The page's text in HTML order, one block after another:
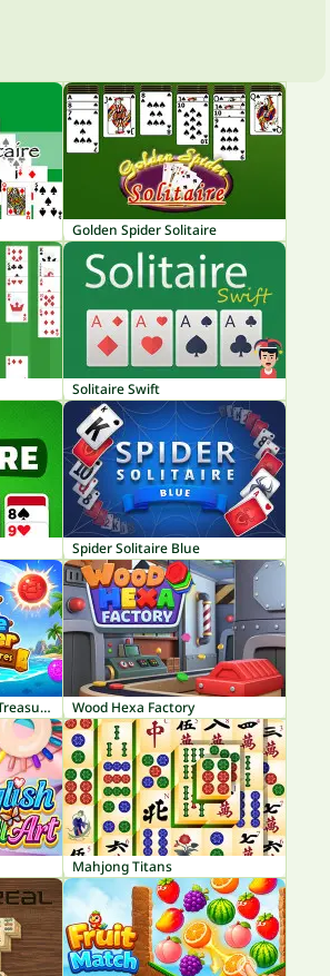
Golden Spider Solitaire
Solitaire Swift
Spider Solitaire Blue
Bubble Shooter: Pirate Treasures Wood Hexa Factory
Mahjong Titans